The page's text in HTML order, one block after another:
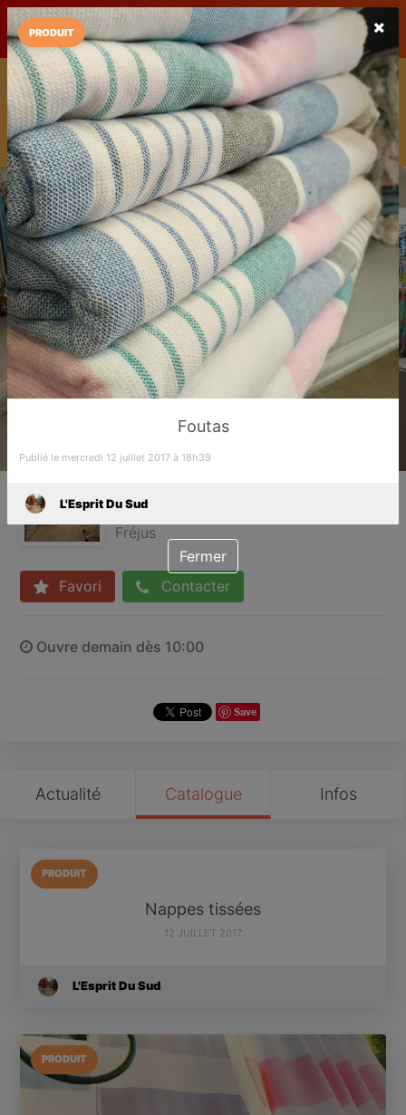
LaCarte LaCarte sur
Play Store
Installez l'App LaCarte
Téléchargez gratuitement l'app LaCarte pour suivre vos
commerces favoris et ne rien rater !
Télécharger Plus tard
Boutique de linge de maison
Fréjus
Favori Contacter
Ouvre demain dès 10:00
Save
Actualité Catalogue Infos
PRODUIT
Nappes tissées
12 JUILLET 2017
L'Esprit Du Sud
PRODUIT
PRODUIT
Foutas
Publié le mercredi 12 juillet 2017 à 18h39
L'Esprit Du Sud
Fermer